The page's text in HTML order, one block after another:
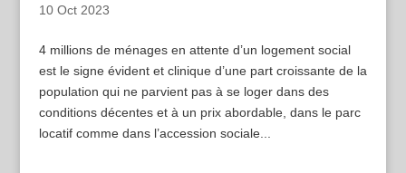
10 Oct 2023
4 millions de ménages en attente d’un logement social
est le signe évident et clinique d’une part croissante de la
population qui ne parvient pas à se loger dans des
conditions décentes et à un prix abordable, dans le parc
locatif comme dans l’accession sociale...